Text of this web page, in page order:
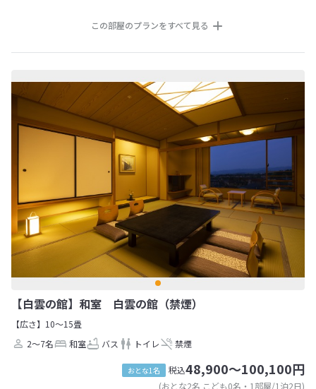
この部屋のプランをすべて見る
【白雲の館】和室 白雲の館（禁煙）
【広さ】10～15畳
2～7名
和室 バス トイレ 禁煙
おとな1名 税込48,900～100,100円
(おとな2名 こども0名・1部屋/1泊2日)